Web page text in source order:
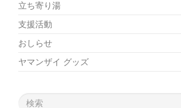
立ち寄り湯
支援活動
おしらせ
ヤマンザイ グッズ